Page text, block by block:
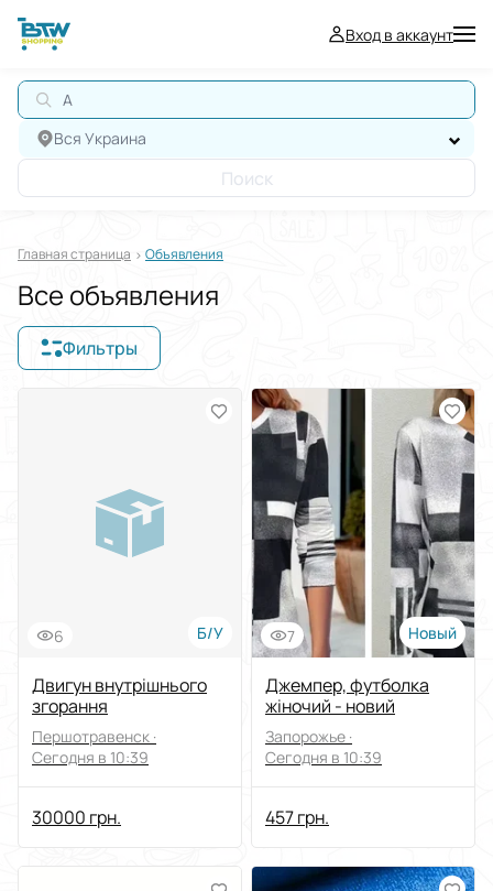
Вход в аккаунт
АВТО
Вся Украина
Поиск
Главная страница Oбъявления
Все объявления
Фильтры
$€₴
Выберите группу категорий
До
Применить
6 Б/У
Двигун внутрішнього
згорання
Першотравенск ·
Сегодня в 10:39
30000 грн.
7 Новый
Джемпер, футболка
жіночий - новий
Запорожье ·
Сегодня в 10:39
457 грн.